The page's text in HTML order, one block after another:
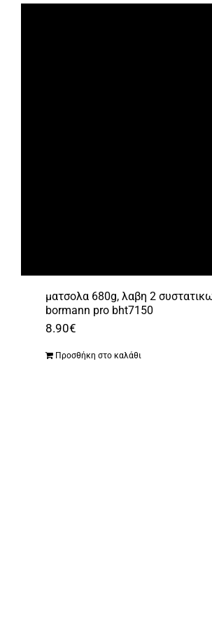
ματσολα 680g, λαβη 2
bormann pro bht7150
8.90€
Προσθήκη στο καλάθι